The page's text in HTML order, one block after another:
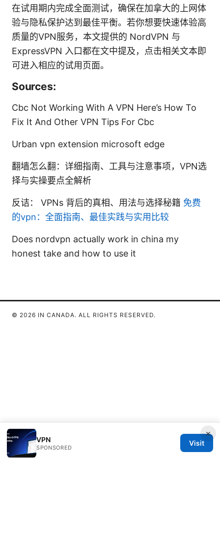
在试用期内完成全面测试，确保在加拿大的上网体
验与隐私保护达到最佳平衡。若你想要快速体验高
质量的VPN服务，本文提供的 NordVPN 与
ExpressVPN 入口都在文中提及，点击相关文本即
可进入相应的试用页面。
Sources:
Cbc Not Working With A VPN Here’s How To
Fix It And Other VPN Tips For Cbc
Urban vpn extension microsoft edge
翻墙怎么翻：详细指南、工具与注意事项，VPN选
择与实操要点全解析
反诘： VPNs 背后的真相、用法与选择秘籍 免费
的vpn：全面指南、最佳实践与实用比较
Does nordvpn actually work in china my
honest take and how to use it
×
VPN
SPONSORED
Visit
© 2026 IN CANADA. ALL RIGHTS RESERVED.